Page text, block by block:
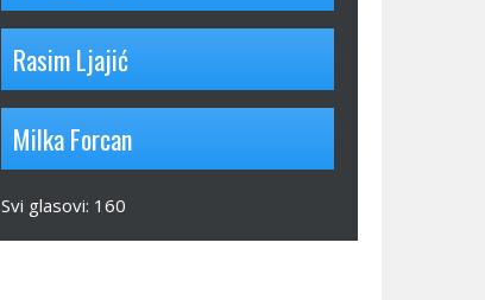
Rasim Ljajić
Milka Forcan
Svi glasovi: 160